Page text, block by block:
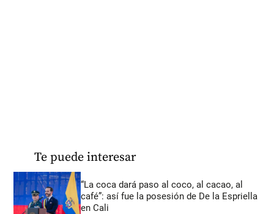
Te puede interesar
“La coca dará paso al coco, al cacao, al
café”: así fue la posesión de De la Espriella
en Cali